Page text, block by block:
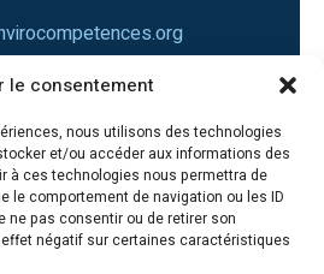
le consentement
nous utilisons des technologies
et/ou accéder aux informations des
à ces technologies nous permettra de
le comportement de navigation ou les ID
ne pas consentir ou de retirer son
négatif sur certaines caractéristiques